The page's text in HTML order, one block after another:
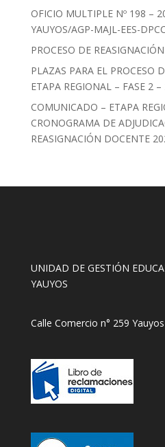
OFICIO MULTIPLE Nº 198 –
YAUYOS/AGP-MAJL-EES-
PROCESO DE
PLAZAS PARA EL PROCESO
ETAPA REGIONAL – FASE 2 –
COMUNICADO – ETAPA
CRONOGRAMA DE
REASIGNACIÓN DOCENTE
UNIDAD DE GESTIÓN
YAUYOS
Calle Comercio n° 259